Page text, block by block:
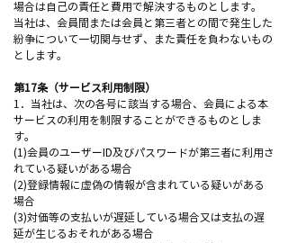
場合は自己の責任と費用で解決するものとします。
当社は、会員間または会員と第三者との間で発生した
紛争について一切関与せず、また責任を負わないもの
とします。
第17条（サービス利用制限）
1．当社は、次の各号に該当する場合、会員による本
サービスの利用を制限することができるものとしま
す。
(1)会員のユーザーID及びパスワードが第三者に利用さ
れている疑いがある場合
(2)登録情報に虚偽の情報が含まれている疑いがある
場合
(3)対価等の支払いが遅延している場合又は支払の遅
延が生じるおそれがある場合